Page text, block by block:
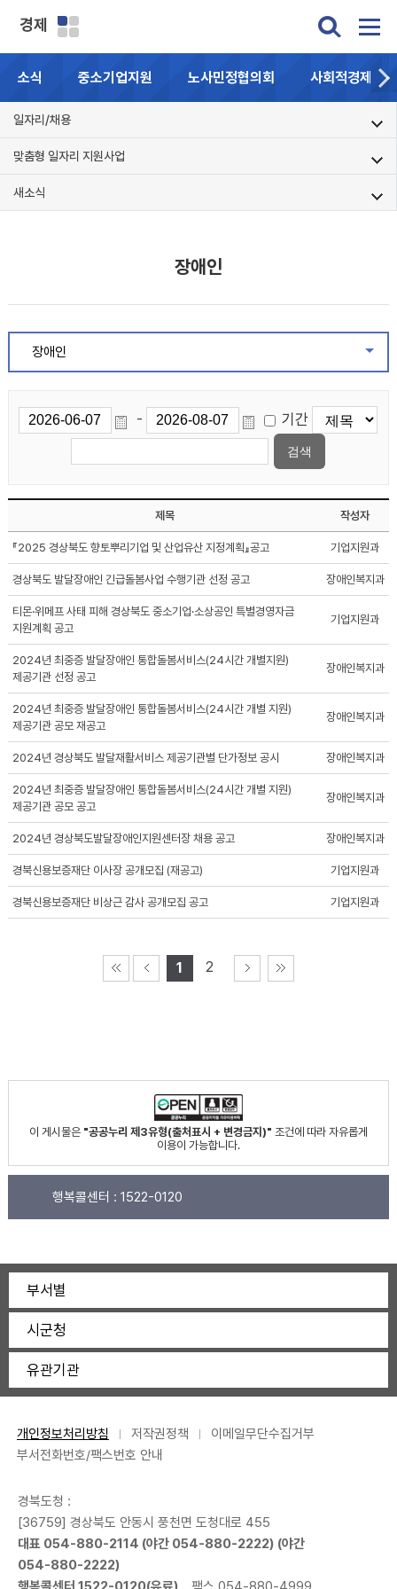
경제
소식 중소기업지원 노사민정협의회 사회적경제기업
일자리/채용
맞춤형 일자리 지원사업
새소식
장애인
장애인
- 기간
제목 작성자
『2025 경상북도 향토뿌리기업 및 산업유산 지정계획』공고 기업지원과
경상북도 발달장애인 긴급돌봄사업 수행기관 선정 공고 장애인복지과
티몬·위메프 사태 피해 경상북도 중소기업·소상공인 특별경영자금
지원계획 공고
기업지원과
2024년 최중증 발달장애인 통합돌봄서비스(24시간 개별지원)
제공기관 선정 공고
장애인복지과
2024년 최중증 발달장애인 통합돌봄서비스(24시간 개별 지원)
제공기관 공모 재공고
장애인복지과
2024년 경상북도 발달재활서비스 제공기관별 단가정보 공시 장애인복지과
2024년 최중증 발달장애인 통합돌봄서비스(24시간 개별 지원)
제공기관 공모 공고
장애인복지과
2024년 경상북도발달장애인지원센터장 채용 공고 장애인복지과
경북신용보증재단 이사장 공개모집 (재공고) 기업지원과
경북신용보증재단 비상근 감사 공개모집 공고 기업지원과
1 2
이 게시물은 "공공누리 제3유형(출처표시 + 변경금지)" 조건에 따라 자유롭게
이용이 가능합니다.
행복콜센터 : 1522-0120
부서별
시군청
유관기관
개인정보처리방침 저작권정책
이메일무단수집거부
부서전화번호/팩스번호 안내
경북도청 :
[36759] 경상북도 안동시 풍천면 도청대로 455
대표 054-880-2114 (야간 054-880-2222) (야간
054-880-2222)